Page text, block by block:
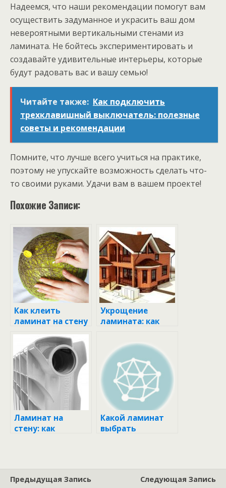
Надеемся, что наши рекомендации помогут вам
осуществить задуманное и украсить ваш дом
невероятными вертикальными стенами из
ламината. Не бойтесь экспериментировать и
создавайте удивительные интерьеры, которые
будут радовать вас и вашу семью!
Читайте также: Как подключить
трехклавишный выключатель: полезные
советы и рекомендации
Помните, что лучше всего учиться на практике,
поэтому не упускайте возможность сделать что-
то своими руками. Удачи вам в вашем проекте!
Похожие Записи:
Как клеить
ламинат на стену
вертикально:
пошаговое
руководство
Укрощение
ламината: как
на стену
горизонтально
Ламинат на
стену: как
Какой ламинат
выбрать
Предыдущая Запись
Следующая Запись